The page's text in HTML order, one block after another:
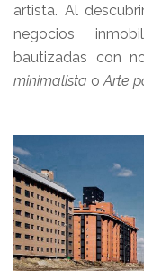
artista. Al
negocios
bautizadas con
minimalista o Arte